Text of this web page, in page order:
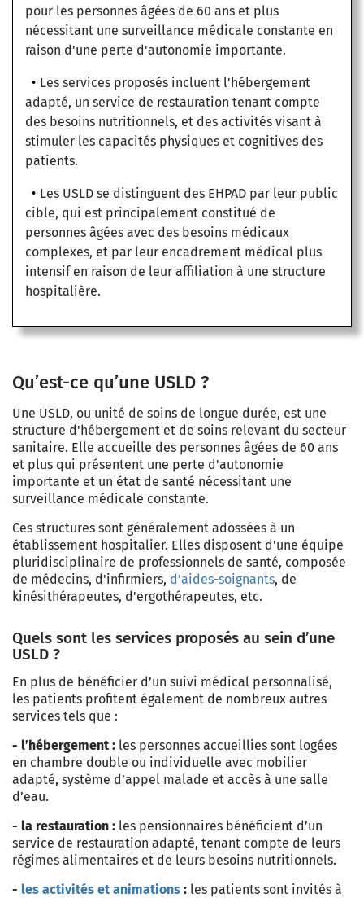
pour les personnes âgées de 60 ans et plus
nécessitant une surveillance médicale constante en
raison d'une perte d'autonomie importante.
Les services proposés incluent l'hébergement
adapté, un service de restauration tenant compte
des besoins nutritionnels, et des activités visant à
stimuler les capacités physiques et cognitives des
patients.
Les USLD se distinguent des EHPAD par leur public
cible, qui est principalement constitué de
personnes âgées avec des besoins médicaux
complexes, et par leur encadrement médical plus
intensif en raison de leur affiliation à une structure
hospitalière.
Qu’est-ce qu’une USLD ?
Une USLD, ou unité de soins de longue durée, est une
structure d'hébergement et de soins relevant du secteur
sanitaire. Elle accueille des personnes âgées de 60 ans
et plus qui présentent une perte d'autonomie
importante et un état de santé nécessitant une
surveillance médicale constante.
Ces structures sont généralement adossées à un
établissement hospitalier. Elles disposent d'une équipe
pluridisciplinaire de professionnels de santé, composée
de médecins, d'infirmiers, d'aides-soignants, de
kinésithérapeutes, d'ergothérapeutes, etc.
Quels sont les services proposés au sein d’une
USLD ?
En plus de bénéficier d’un suivi médical personnalisé,
les patients profitent également de nombreux autres
services tels que :
- l’hébergement : les personnes accueillies sont logées
en chambre double ou individuelle avec mobilier
adapté, système d’appel malade et accès à une salle
d’eau.
- la restauration : les pensionnaires bénéficient d’un
service de restauration adapté, tenant compte de leurs
régimes alimentaires et de leurs besoins nutritionnels.
- les activités et animations : les patients sont invités à